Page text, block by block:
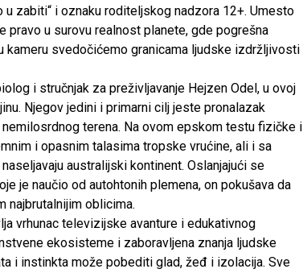
u zabiti“ i oznaku roditeljskog nadzora 12+. Umesto
u surovu realnost planete, gde pogrešna
svedočićemo granicama ljudske izdržljivosti
i stručnjak za preživljavanje Hejzen Odel, u ovoj
Njegov jedini i primarni cilj jeste pronalazak
terena. Na ovom epskom testu fizičke i
i opasnim talasima tropske vrućine, ali i sa
australijski kontinent. Oslanjajući se
je naučio od autohtonih plemena, on pokušava da
najbrutalnijim oblicima.
vrhunac televizijske avanture i edukativnog
ekosisteme i zaboravljena znanja ljudske
i instinkta može pobediti glad, žeđ i izolacija. Sve